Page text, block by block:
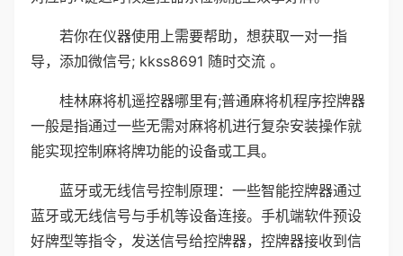
若你在仪器使用上需要帮助，想获取一对一指
导，添加微信号; kkss8691 随时交流 。
桂林麻将机遥控器哪里有;普通麻将机程序控牌器
一般是指通过一些无需对麻将机进行复杂安装操作就
能实现控制麻将牌功能的设备或工具。
蓝牙或无线信号控制原理：一些智能控牌器通过
蓝牙或无线信号与手机等设备连接。手机端软件预设
好牌型等指令，发送信号给控牌器，控牌器接收到信